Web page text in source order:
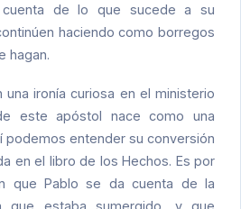
de lo que sucede a su
haciendo como borregos
hagan.
ironía curiosa en el ministerio
este apóstol nace como una
podemos entender su conversión
en el libro de los Hechos. Es por
que Pablo se da cuenta de la